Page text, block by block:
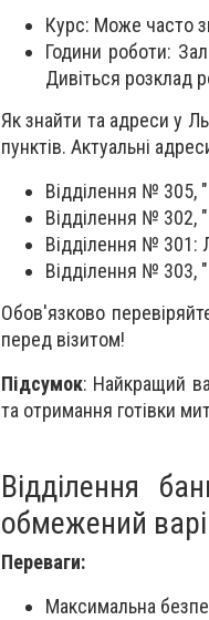
Курс: Може часто
Години роботи:
Дивіться розклад
Як знайти та адреси у
пунктів. Актуальні
Відділення № 305,
Відділення № 302,
Відділення № 301:
Відділення № 303,
Обов'язково
перед візитом!
Підсумок: Найкращий
та отримання готівки
Відділення
обмежений
Переваги:
Максимальна